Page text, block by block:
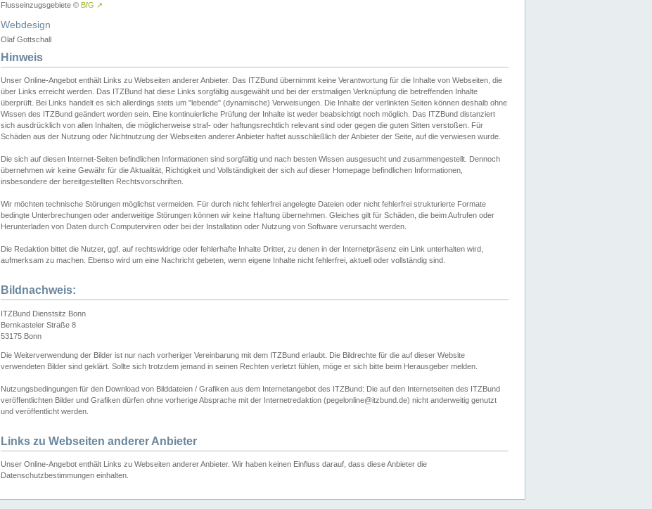
Flusseinzugsgebiete © BfG ↗
Webdesign
Olaf Gottschall
Hinweis
Unser Online-Angebot enthält Links zu Webseiten anderer Anbieter. Das ITZBund übernimmt keine Verantwortung für die Inhalte von Webseiten, die
über Links erreicht werden. Das ITZBund hat diese Links sorgfältig ausgewählt und bei der erstmaligen Verknüpfung die betreffenden Inhalte
überprüft. Bei Links handelt es sich allerdings stets um "lebende" (dynamische) Verweisungen. Die Inhalte der verlinkten Seiten können deshalb ohne
Wissen des ITZBund geändert worden sein. Eine kontinuierliche Prüfung der Inhalte ist weder beabsichtigt noch möglich. Das ITZBund distanziert
sich ausdrücklich von allen Inhalten, die möglicherweise straf- oder haftungsrechtlich relevant sind oder gegen die guten Sitten verstoßen. Für
Schäden aus der Nutzung oder Nichtnutzung der Webseiten anderer Anbieter haftet ausschließlich der Anbieter der Seite, auf die verwiesen wurde.
Die sich auf diesen Internet-Seiten befindlichen Informationen sind sorgfältig und nach besten Wissen ausgesucht und zusammengestellt. Dennoch
übernehmen wir keine Gewähr für die Aktualität, Richtigkeit und Vollständigkeit der sich auf dieser Homepage befindlichen Informationen,
insbesondere der bereitgestellten Rechtsvorschriften.
Wir möchten technische Störungen möglichst vermeiden. Für durch nicht fehlerfrei angelegte Dateien oder nicht fehlerfrei strukturierte Formate
bedingte Unterbrechungen oder anderweitige Störungen können wir keine Haftung übernehmen. Gleiches gilt für Schäden, die beim Aufrufen oder
Herunterladen von Daten durch Computerviren oder bei der Installation oder Nutzung von Software verursacht werden.
Die Redaktion bittet die Nutzer, ggf. auf rechtswidrige oder fehlerhafte Inhalte Dritter, zu denen in der Internetpräsenz ein Link unterhalten wird,
aufmerksam zu machen. Ebenso wird um eine Nachricht gebeten, wenn eigene Inhalte nicht fehlerfrei, aktuell oder vollständig sind.
Bildnachweis:
ITZBund Dienstsitz Bonn
Bernkasteler Straße 8
53175 Bonn
Die Weiterverwendung der Bilder ist nur nach vorheriger Vereinbarung mit dem ITZBund erlaubt. Die Bildrechte für die auf dieser Website
verwendeten Bilder sind geklärt. Sollte sich trotzdem jemand in seinen Rechten verletzt fühlen, möge er sich bitte beim Herausgeber melden.
Nutzungsbedingungen für den Download von Bilddateien / Grafiken aus dem Internetangebot des ITZBund: Die auf den Internetseiten des ITZBund
veröffentlichten Bilder und Grafiken dürfen ohne vorherige Absprache mit der Internetredaktion (pegelonline@itzbund.de) nicht anderweitig genutzt
und veröffentlicht werden.
Links zu Webseiten anderer Anbieter
Unser Online-Angebot enthält Links zu Webseiten anderer Anbieter. Wir haben keinen Einfluss darauf, dass diese Anbieter die
Datenschutzbestimmungen einhalten.